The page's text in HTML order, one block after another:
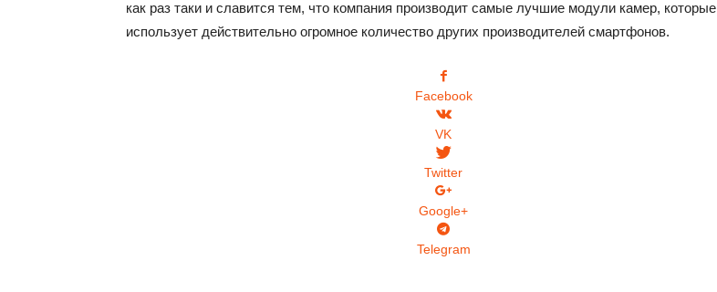
как раз таки и славится тем, что компания производит самые лучшие модули камер, которые
использует действительно огромное количество других производителей смартфонов.
Facebook
VK
Twitter
Google+
Telegram